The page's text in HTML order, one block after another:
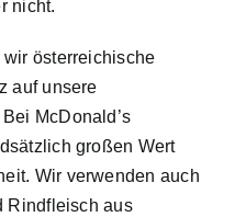
nicht.
österreichische
auf unsere
McDonald’s
großen Wert
Wir verwenden auch
Rindfleisch aus